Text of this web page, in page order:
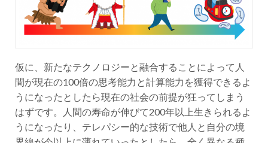
仮に、新たなテクノロジーと融合することによって人
間が現在の100倍の思考能力と計算能力を獲得できるよ
うになったとしたら現在の社会の前提が狂ってしまう
はずです。人間の寿命が伸びて200年以上生きられるよ
うになったり、テレパシー的な技術で他人と自分の境
界線が今以上に薄れていったとしたら、全く異なる種